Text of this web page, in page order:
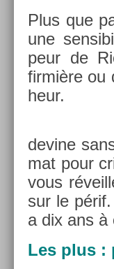
Plus que
une
peur de
firmiè­re ou
heur.
de­vine
mat pour
vous
sur le
a dix ans à
Les plus :